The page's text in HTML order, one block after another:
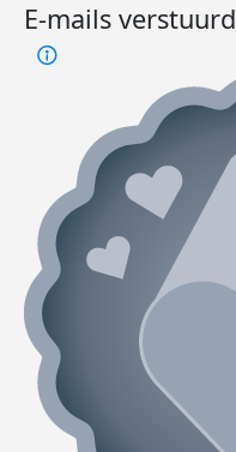
E-mails verstuurd